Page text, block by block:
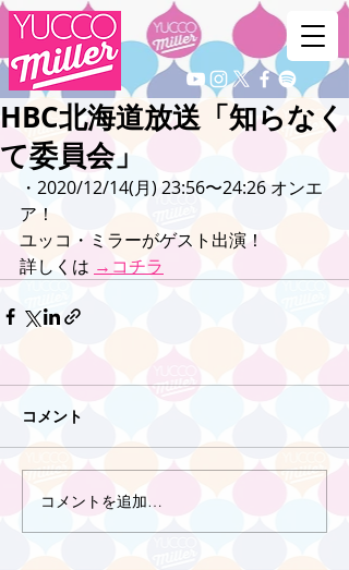
HBC北海道放送「知らなく
て委員会」
・2020/12/14(月) 23:56〜24:26 オンエ
ア！
ユッコ・ミラーがゲスト出演！
詳しくは →コチラ
コメント
コメントを追加…